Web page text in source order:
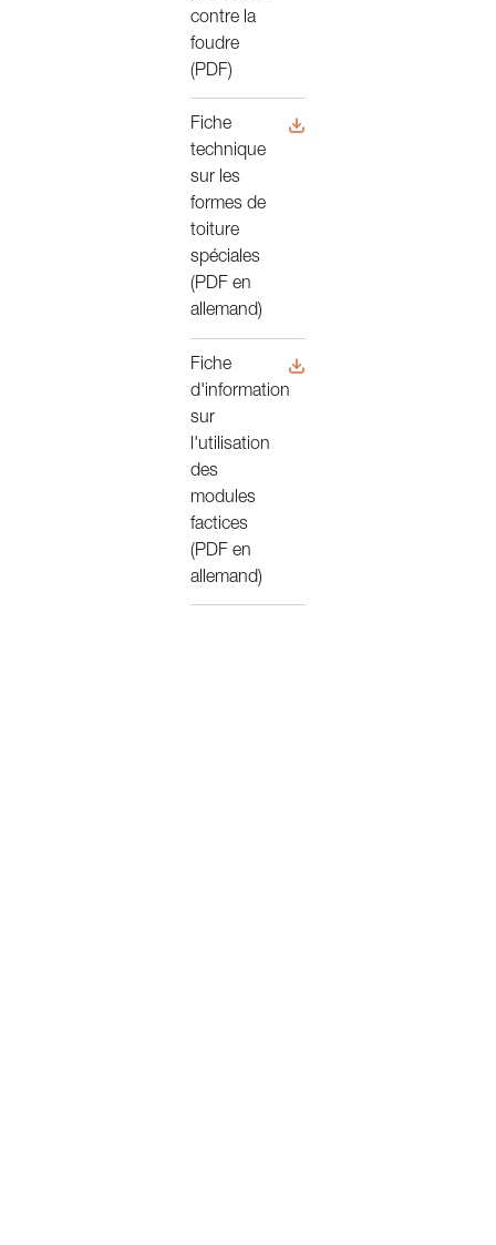
contre la
foudre
(PDF)
Fiche
technique
sur les
formes de
toiture
spéciales
(PDF en
allemand)
Fiche
d'information
sur
l'utilisation
des
modules
factices
(PDF en
allemand)